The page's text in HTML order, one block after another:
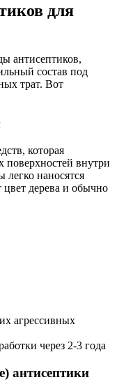
для
антисептиков,
состав под
трат. Вот
которая
поверхностей внутри
наносятся
дерева и обычно
агрессивных
через 2-3 года
антисептики